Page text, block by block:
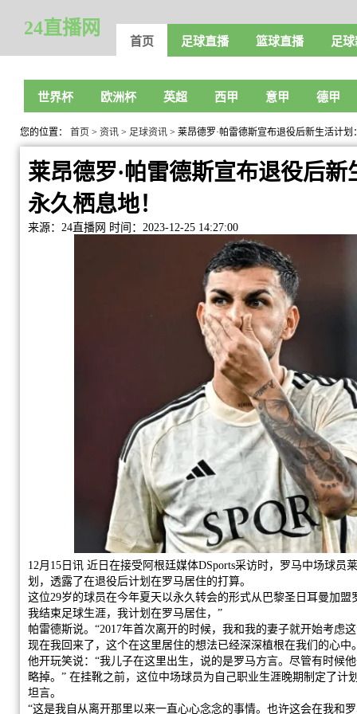
24直播网
首页 足球直播 篮球直播 足
世界杯 欧洲杯 英超 西甲 意甲 德甲
您的位置： 首页 > 资讯 > 足球资讯 > 莱昂德罗·帕雷德斯宣布退役后新生活计
莱昂德罗·帕雷德斯宣布退役后
永久栖息地！
来源：24直播网 时间：2023-12-25 14:27:00
12月15日讯 近日在接受阿根廷媒体DSports采访时，罗马中场球
划，透露了在退役后计划在罗马居住的打算。
这位29岁的球员在今年夏天以永久转会的形式从巴黎圣日耳曼加
我结束足球生涯，我计划在罗马居住，”
帕雷德斯说。“2017年首次离开的时候，我和我的妻子就开始考虑
现在我回来了，这个在这里居住的想法已经深深植根在我们的心中
他开玩笑说：“我儿子在这里出生，说的是罗马方言。尽管有时候
略掉。” 在挂靴之前，这位中场球员为自己职业生涯晚期制定了计
坦言。
“这是我自从离开那里以来一直心心念念的事情。也许这会在我和